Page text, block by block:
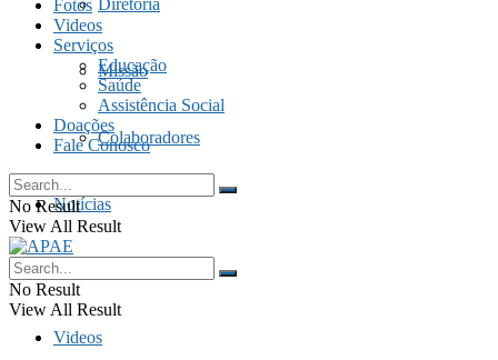
Diretoria
Missão
Colaboradores
Notícias
Fotos
Videos
Fotos
Videos
Serviços
Educação
Saúde
Assistência Social
Doações
Fale Conosco
No Result
View All Result
No Result
View All Result